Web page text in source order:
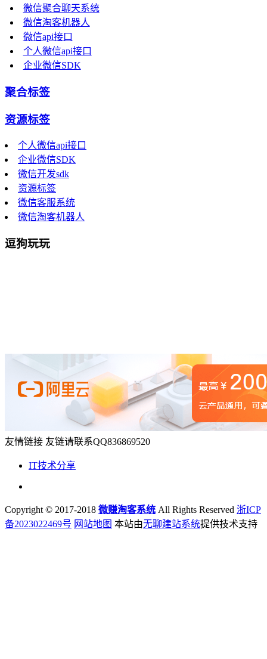
微信聚合聊天系统
微信淘客机器人
微信api接口
个人微信api接口
企业微信SDK
聚合标签
资源标签
个人微信api接口
企业微信SDK
微信开发sdk
资源标签
微信客服系统
微信淘客机器人
逗狗玩玩
友情链接 友链请联系QQ836869520
IT技术分享
Copyright © 2017-2018 微赚淘客系统 All Rights Reserved 浙ICP
备2023022469号 网站地图 本站由无聊建站系统提供技术支持